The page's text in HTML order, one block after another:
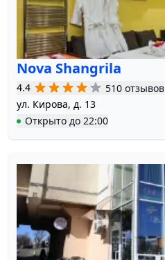
Nova Shangrila
4.4
510 отзывов
ул. Кирова, д. 13
Открыто до 22:00